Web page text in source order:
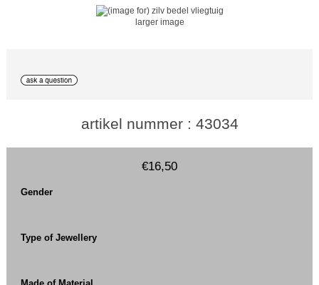
larger image
artikel nummer : 43034
€16,50
Gender
Type of Jewellery